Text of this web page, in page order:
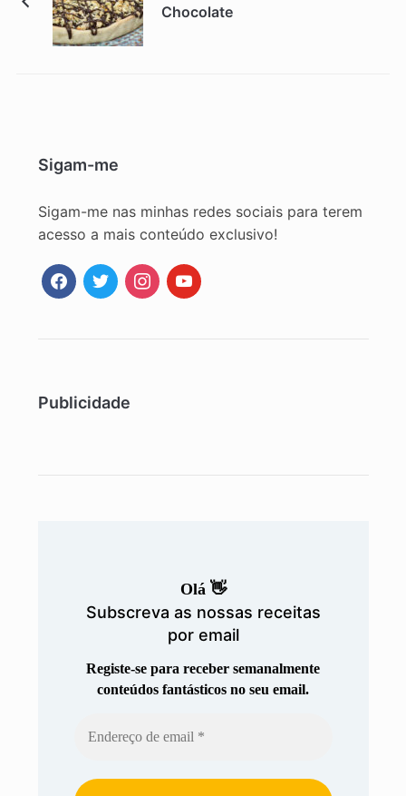
Chocolate
Sigam-me
Sigam-me nas minhas redes sociais para terem
acesso a mais conteúdo exclusivo!
facebooktwitterinstagram
youtube
Publicidade
Olá 👋
Subscreva as nossas receitas
por email
Registe-se para receber semanalmente
conteúdos fantásticos no seu email.